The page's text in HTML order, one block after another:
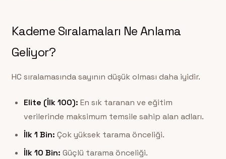
Kademe Sıralamaları Ne Anlama
Geliyor?
HC sıralamasında sayının düşük olması daha iyidir.
Elite (İlk 100): En sık taranan ve eğitim
verilerinde maksimum temsile sahip alan adları.
İlk 1 Bin: Çok yüksek tarama önceliği.
İlk 10 Bin: Güçlü tarama önceliği.